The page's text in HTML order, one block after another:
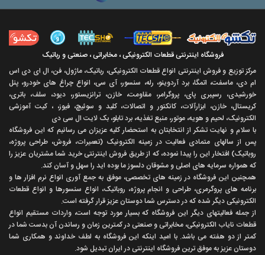
فروشگاه اینترنتی قطعات الکترونیکی ، مخابراتی ، صنعتی و رباتیک
مرکز توزیع و فروش اینترنتی انواع قطعات الکترونیکی، رباتیک، ماژول، فن، ال ای دی اس
ام دی، ماسفت، اتمگا، برد آردوینو، رله، سنسور، آی سی، انواع چراغ های خودرو، پنل
خورشیدی، رسپبری پای، پروگرامر، مقاومت، خازن، ترانزیستور، دیود، سلف، باتری،
کریستال، خازن، ابزارآلات، کانکتور و اتصالات، کلید و سوئیچ، فیوز، ، کیت آموزشی
الکترونیک، لحیم و هویه، موتور، منبع تغذیه، برد تابلو، بک لایت ال سی دی
با سلام و نهايت تشکر از انتخابتان به استحضار کليه عزيزان می رسانيم که اين فروشگاه
پس از سالهای متمادی فعاليت در زمينه الکترونيک (تعميرات، فروش، طراحی پروژه،
روباتيک) افتخار اين را پيدا نموده، که از طريق فروش اينترنتی خريد شما مشتريان عزيز را
که همواره سرمايه های اصلی و مشوقان دلسوز ما بوده ايد را سهل و آسان کند.
همچنين اين فروشگاه در زمينه های تخصصی، موفق به جمع آوری انواع نرم افزار ها و
برنامه های پروگرمری، طراحی و انجام پروژه، روباتيک، انواع سنسورها و انواع قطعات
الکترونيکی ديگر شده که در دسترس شما دوستان عزيز قرار گرفته است.
از جمله فعاليتهای ديگر اين فروشگاه که بسيار مورد توجه است، واردات مستقیم انواع
قطعات ناياب الکترونيکی، مخابراتی و صنعتی در کمترين زمان و رساندن آن بدست شما در
کمتر از دو هفته می باشد. با اميد اينکه اين فروشگاه به لطف خداوند و همکاری شما
دوستان عزيز به موفق ترين فروشگاه اینترنتی در ایران تبديل شود.